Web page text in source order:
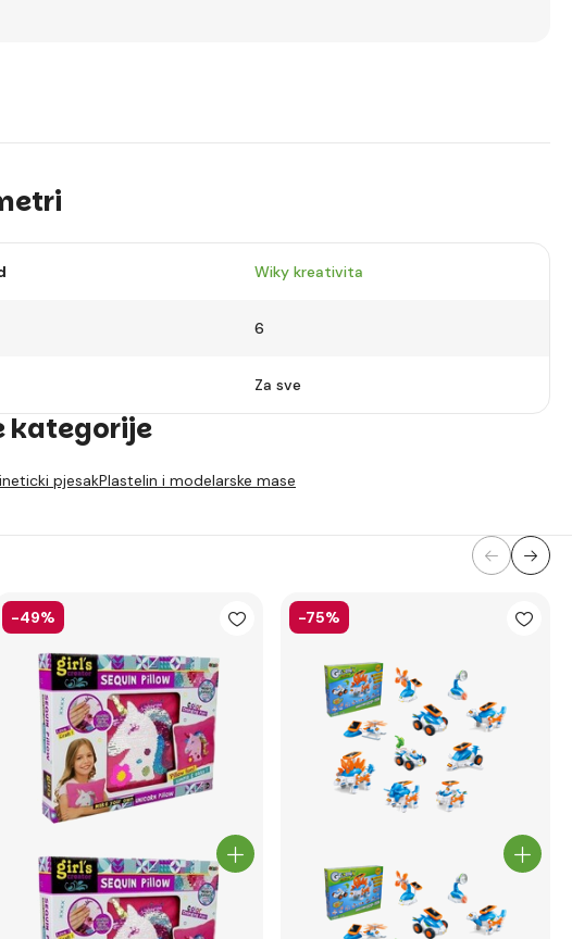
Wiky kreativita
6
Za sve
kategorije
pjesakPlastelin i modelarske mase
-49% -75%